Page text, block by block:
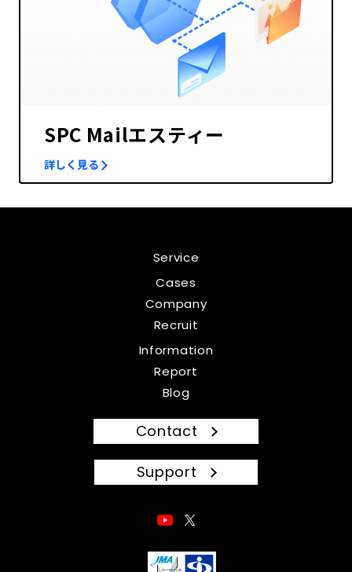
SPC Mailエスティー
詳しく見る
Service
Cases
Company
Recruit
Information
Report
Blog
Contact
Support